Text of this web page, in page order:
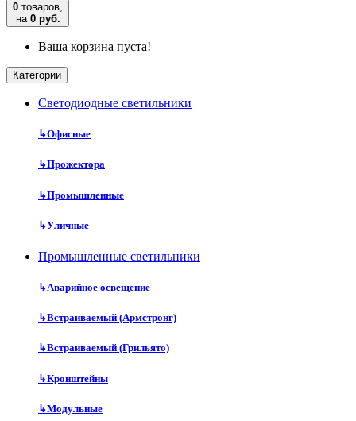
0 товаров,
на 0 руб.
Ваша корзина пуста!
Категории
Cветодиодные светильники
↳Офисные
↳Прожектора
↳Промышленные
↳Уличные
Промышленные светильники
↳Аварийное освещение
↳Встраиваемый (Армстронг)
↳Встраиваемый (Грильято)
↳Кронштейны
↳Модульные